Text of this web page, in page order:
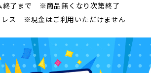
アプリプライバシーポリシー
終了まで ※商品無くなり次第終了
レス ※現金はご利用いただけません